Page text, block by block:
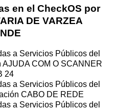
en el CheckOS por
DE VARZEA
a Servicios Públicos del
COM O SCANNER
24
a Servicios Públicos del
CABO DE REDE
a Servicios Públicos del